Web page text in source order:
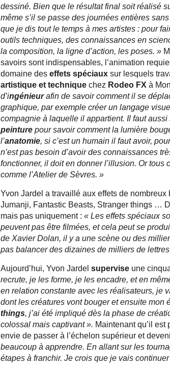
dessiné. Bien que le résultat final soit réalisé
même s’il se passe des journées entières
que je dis tout le temps à mes artistes : pour
outils techniques, des connaissances en
la composition, la ligne d’action, les poses. »
savoirs sont indispensables, l’animation
domaine des effets spéciauxsur lesquels
artistique et techniquechez Rodeo FX à
d’ingénieurafin de savoir comment il se
graphique, par exemple créer un langage
compagnie à laquelle il appartient. Il faut
peinturepour savoir comment la lumière
l’anatomie, si c’est un humain il faut avoir,
n’est pas besoin d’avoir des connaissances
fonctionner, il doit en donner l’illusion. Or
comme l’Atelier de Sèvres. »
Yvon Jardel a travaillé aux effets de
Jumanji, Fantastic Beasts, Stranger things …
mais pas uniquement : « Les effets spéciaux
peuvent pas être filmées, et cela peut se
de Xavier Dolan, il y a une scène ou des
pas balancer des dizaines de milliers de
Aujourd’hui, Yvon Jardel superviseune
recrute, je les forme, je les encadre, et en
en relation constante avec les réalisateurs, je
dont les créatures vont bouger et ensuite
things, j’ai été impliqué dès la phase de
colossal mais captivant ». Maintenant qu’il est
envie de passer à l’échelon supérieur et
beaucoup à apprendre. En allant sur les
étapes à franchir. Je crois que je vais